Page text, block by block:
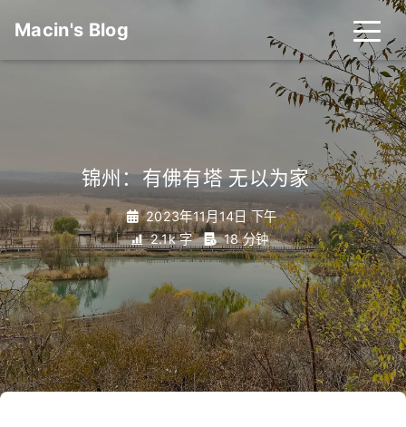
Macin's Blog
锦州：有佛有塔 无以为家_
2023年11月14日 下午
2.1k 字
18 分钟